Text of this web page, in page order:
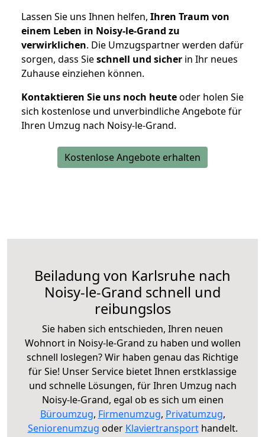
Lassen Sie uns Ihnen helfen, Ihren Traum von
einem Leben in Noisy-le-Grand zu
verwirklichen. Die Umzugspartner werden dafür
sorgen, dass Sieschnell und sicher in Ihr neues
Zuhause einziehen können.
Kontaktieren Sie uns noch heuteoder holen Sie
sich kostenlose und unverbindliche Angebote für
Ihren Umzug nach Noisy-le-Grand.
Kostenlose Angebote erhalten
Beiladung von Karlsruhe nach
Noisy-le-Grand schnell und
reibungslos
Sie haben sich entschieden, Ihren neuen
Wohnort in Noisy-le-Grand zu haben und wollen
schnell loslegen? Wir haben genau das Richtige
für Sie! Unser Service bietet Ihnen erstklassige
und schnelle Lösungen, für Ihren Umzug nach
Noisy-le-Grand, egal ob es sich um einen
Büroumzug, Firmenumzug, Privatumzug,
Seniorenumzug oder Klaviertransporthandelt.